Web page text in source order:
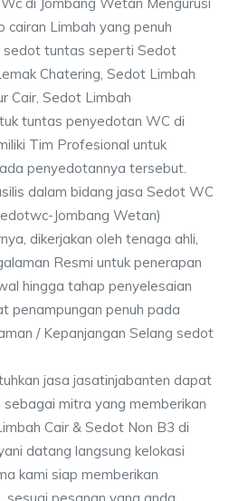
cairan Limbah yang penuh
sedot tuntas seperti Sedot
Chatering, Sedot Limbah
Cair, Sedot Limbah
tuntas penyedotan WC di
Tim Profesional untuk
penyedotannya tersebut.
dalam bidang jasa Sedot WC
Jombang Wetan)
dikerjakan oleh tenaga ahli,
Resmi untuk penerapan
hingga tahap penyelesaian
penampungan penuh pada
/ Kepanjangan Selang sedot
jasa jasatinjabanten dapat
mitra yang memberikan
Cair & Sedot Non B3 di
datang langsung kelokasi
kami siap memberikan
sesuai pesanan yang anda